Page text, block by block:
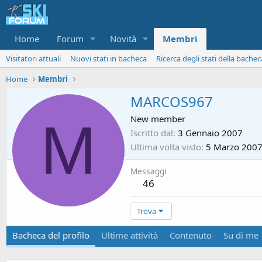
Home Forum Novità Membri
Visitatori attuali Nuovi stati in bacheca
Ricerca degli stati della
Home
Membri
M
MARCOS967
New member
Iscritto dal 3 Gennaio 2007
Ultima volta visto 5 Marzo 2007
Messaggi
46
Trova
Bacheca del profilo Ultime attività Contenuto Su di me